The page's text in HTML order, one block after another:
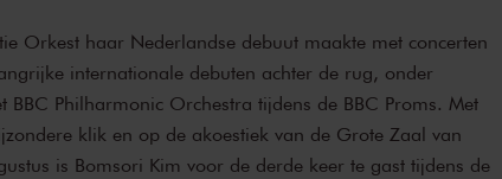
Orkest haar Nederlandse debuut maakte met concerten
internationale debuten achter de rug, onder
Philharmonic Orchestra tijdens de BBC Proms. Met
klik en op de akoestiek van de Grote Zaal van
is Bomsori Kim voor de derde keer te gast tijdens de